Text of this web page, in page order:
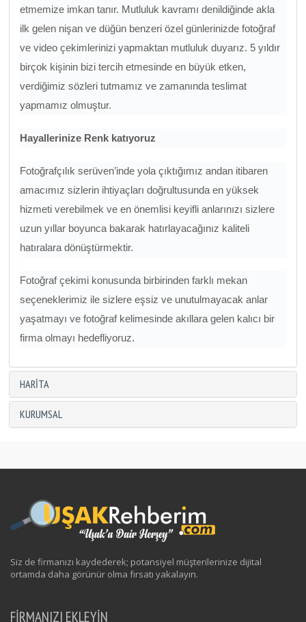
etmemize imkan tanır. Mutluluk kavramı denildiğinde akla
ilk gelen nişan ve düğün benzeri özel günlerinizde fotoğraf
ve video çekimlerinizi yapmaktan mutluluk duyarız. 5 yıldır
birçok kişinin bizi tercih etmesinde en büyük etken,
verdiğimiz sözleri tutmamız ve zamanında teslimat
yapmamız olmuştur.
Hayallerinize Renk katıyoruz
Fotoğrafçılık serüven’inde yola çıktığımız andan itibaren
amacımız sizlerin ihtiyaçları doğrultusunda en yüksek
hizmeti verebilmek ve en önemlisi keyifli anlarınızı sizlere
uzun yıllar boyunca bakarak hatırlayacağınız kaliteli
hatıralara dönüştürmektir.
Fotoğraf çekimi konusunda birbirinden farklı mekan
seçeneklerimiz ile sizlere eşsiz ve unutulmayacak anlar
yaşatmayı ve fotoğraf kelimesinde akıllara gelen kalıcı bir
firma olmayı hedefliyoruz.
HARITA
KURUMSAL
Siz de firmanızı kaydederek; potansiyel müşterilerinize dijital
ortamda daha görünür olma fırsatı yakalayın.
FİRMANIZI EKLEYİN